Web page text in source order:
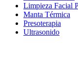
Limpieza Facial
Manta Térmica
Presoterapia
Ultrasonido